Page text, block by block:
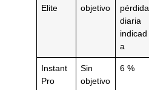
Elite
objetivo
pérdida
diaria
indicad
a
Instant
Pro
Sin
objetivo
6 %